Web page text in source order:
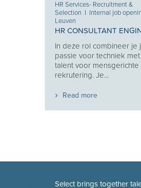
HR Services- Recruitment &
Selection I Internal job
Leuven
HR CONSULTANT
In deze rol combineer je
passie voor techniek
talent voor mensgerichte
rekrutering. Je...
Read more
Select brings together